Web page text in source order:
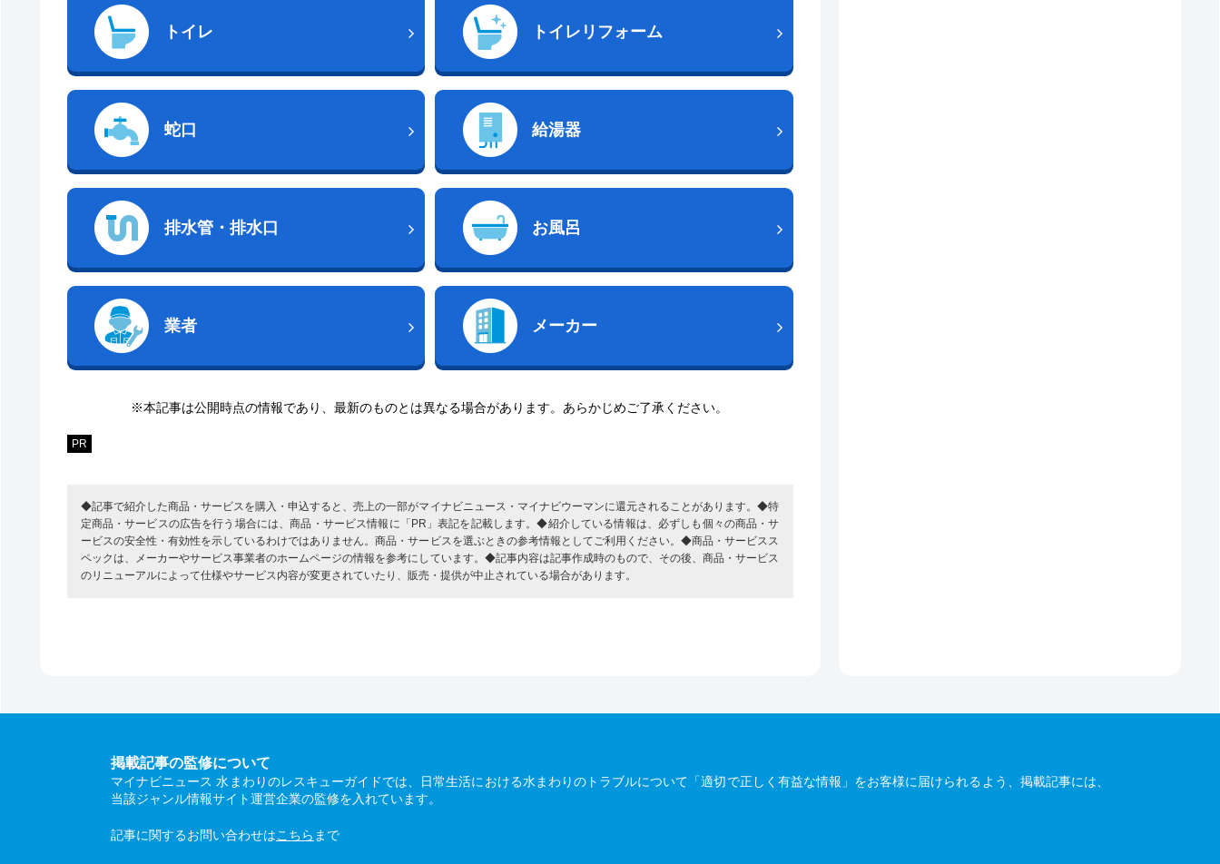
トイレ トイレリフォーム
蛇口 給湯器
排水管・排水口 お風呂
業者 メーカー
※本記事は公開時点の情報であり、最新のものとは異なる場合があります。あらかじめご了承ください。
PR
◆記事で紹介した商品・サービスを購入・申込すると、売上の一部がマイナビニュース・マイナビウーマンに還元されることがあります。◆特
定商品・サービスの広告を行う場合には、商品・サービス情報に「PR」表記を記載します。◆紹介している情報は、必ずしも個々の商品・サ
ービスの安全性・有効性を示しているわけではありません。商品・サービスを選ぶときの参考情報としてご利用ください。◆商品・サービスス
ペックは、メーカーやサービス事業者のホームページの情報を参考にしています。◆記事内容は記事作成時のもので、その後、商品・サービス
のリニューアルによって仕様やサービス内容が変更されていたり、販売・提供が中止されている場合があります。
掲載記事の監修について
マイナビニュース 水まわりのレスキューガイドでは、日常生活における水まわりのトラブルについて「適切で正しく有益な情報」をお客様に届けられるよう、掲載記事には、
当該ジャンル情報サイト運営企業の監修を入れています。
記事に関するお問い合わせはこちら まで